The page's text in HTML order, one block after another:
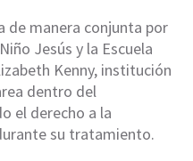
de manera conjunta por
Jesús y la Escuela
Kenny, institución
dentro del
el derecho a la
su tratamiento.